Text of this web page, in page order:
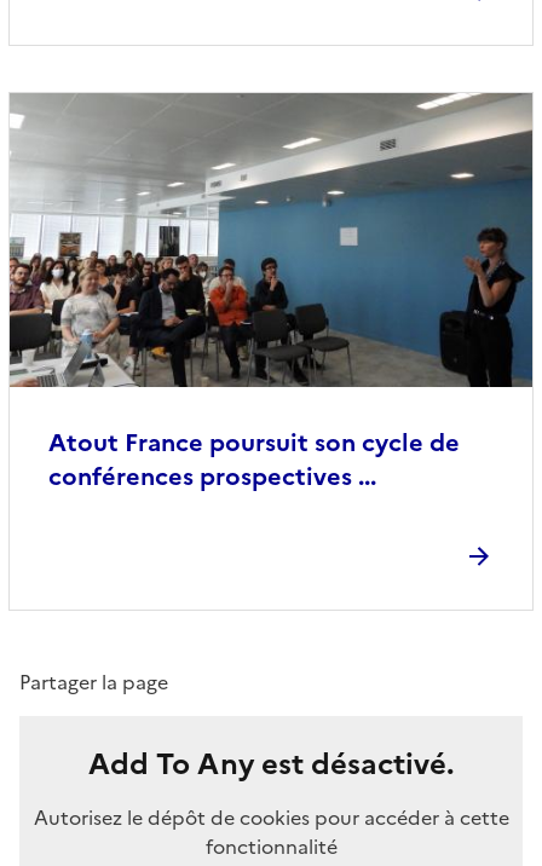
Atout France poursuit son cycle de
conférences prospectives ...
Partager la page
Add To Any est désactivé.
Autorisez le dépôt de cookies pour accéder à cette
fonctionnalité